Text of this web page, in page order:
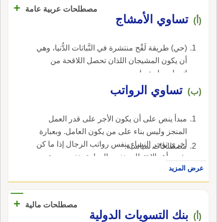
مصطلحات عربية عامة +
(أ) تساوي الأمشاج
(حي) طريقة لَقْح منتشرة في النَّباتات الدُّنيا، وهي
أن يكون المشيجان اللذان تحصل اللاقحة من
اندماجهما متساويين.
(ب) تساوي الرواتب
مبدأ ينص على أن يكون الأجر على قدر العمل
المنجز وليس بناء على من يكون العامل. وبعبارة
أخرى تؤجر النساء بنفس رواتب الرجال إذا ما كن
يؤدين أعمالا تتطلب نفس المهارة ونفس مستوى
المسؤولية.
مصطلحات سياسية.
عرض المزيد
مصطلحات مالية +
(أ) بنك التسويات الدولية